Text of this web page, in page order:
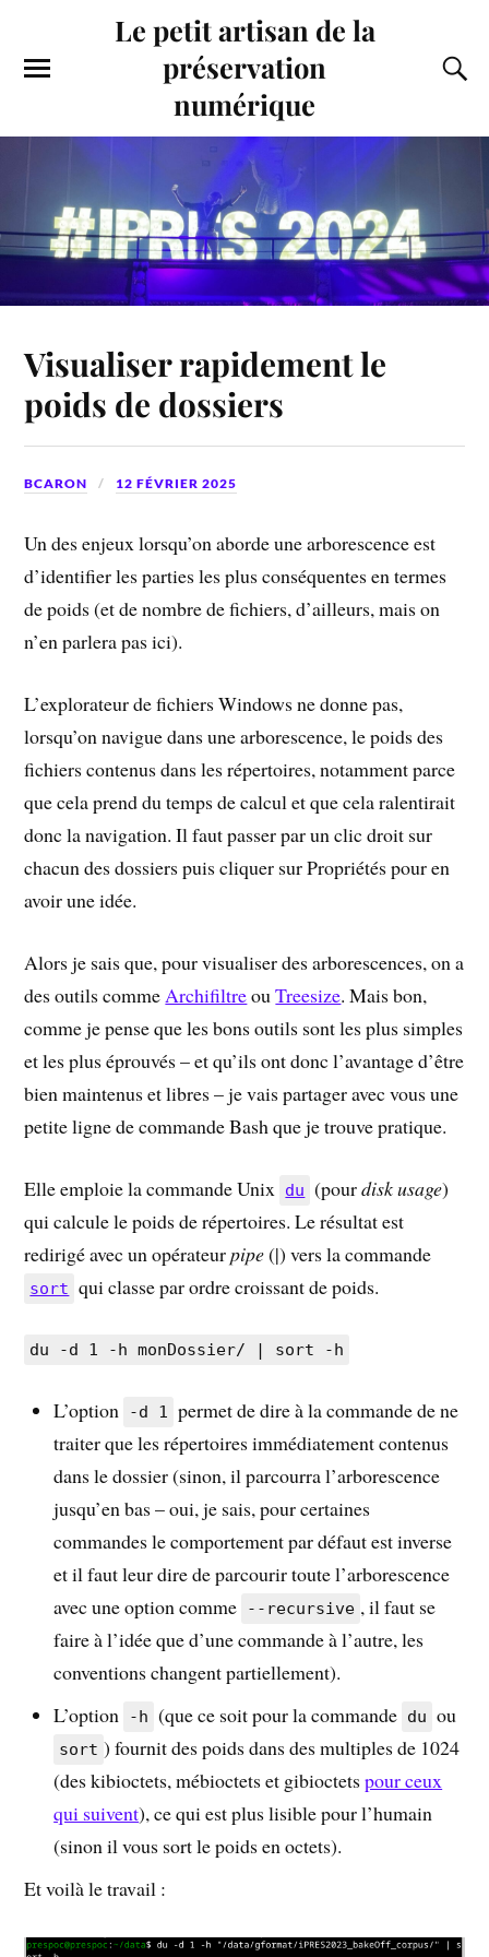
Le petit artisan de la
préservation
numérique
Visualiser rapidement le
poids de dossiers
BCARON 12 FÉVRIER 2025
Un des enjeux lorsqu’on aborde une arborescence est
d’identifier les parties les plus conséquentes en termes
de poids (et de nombre de fichiers, d’ailleurs, mais on
n’en parlera pas ici).
L’explorateur de fichiers Windows ne donne pas,
lorsqu’on navigue dans une arborescence, le poids des
fichiers contenus dans les répertoires, notamment parce
que cela prend du temps de calcul et que cela ralentirait
donc la navigation. Il faut passer par un clic droit sur
chacun des dossiers puis cliquer sur Propriétés pour en
avoir une idée.
Alors je sais que, pour visualiser des arborescences, on a
des outils comme ArchifiltreouTreesize. Mais bon,
comme je pense que les bons outils sont les plus simples
et les plus éprouvés – et qu’ils ont donc l’avantage d’être
bien maintenus et libres – je vais partager avec vous une
petite ligne de commande Bash que je trouve pratique.
Elle emploie la commande Unix du (pourdisk usage)
qui calcule le poids de répertoires. Le résultat est
redirigé avec un opérateurpipe(|) vers la commande
sort qui classe par ordre croissant de poids.
du -d 1 -h monDossier/ | sort -h
L’option -d 1 permet de dire à la commande de ne
traiter que les répertoires immédiatement contenus
dans le dossier (sinon, il parcourra l’arborescence
jusqu’en bas – oui, je sais, pour certaines
commandes le comportement par défaut est inverse
et il faut leur dire de parcourir toute l’arborescence
avec une option comme
--recursive , il faut se
faire à l’idée que d’une commande à l’autre, les
conventions changent partiellement).
L’option
-h (que ce soit pour la commande du ou
sort ) fournit des poids dans des multiples de 1024
(des kibioctets, mébioctets et gibioctetspour ceux
qui suivent), ce qui est plus lisible pour l’humain
(sinon il vous sort le poids en octets).
Et voilà le travail :